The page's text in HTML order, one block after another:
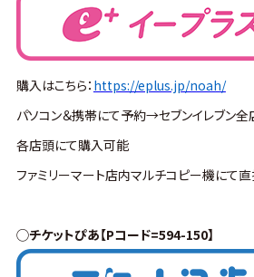
購入はこちら： https://eplus.jp/noah/
パソコン＆携帯にて予約→セブンイレブン全
各店頭にて購入可能
ファミリーマート店内マルチコピー機にて
◯チケットぴあ【Pコード=594-150】